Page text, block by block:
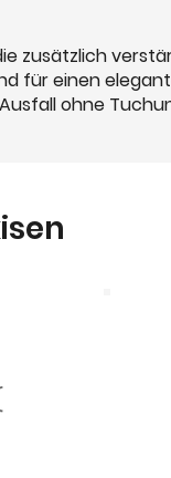
zusätzlich
für einen
ohne